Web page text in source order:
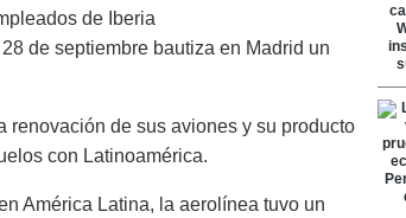
de Iberia
de septiembre bautiza en Madrid un
renovación de sus aviones y su producto
con Latinoamérica.
América Latina, la aerolínea tuvo un